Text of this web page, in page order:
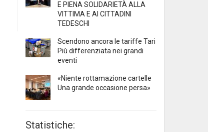
E PIENA SOLIDARIETÀ ALLA
VITTIMA E AI CITTADINI
TEDESCHI
Scendono ancora le tariffe Tari
Più differenziata nei grandi
eventi
«Niente rottamazione cartelle
Una grande occasione persa»
Statistiche: